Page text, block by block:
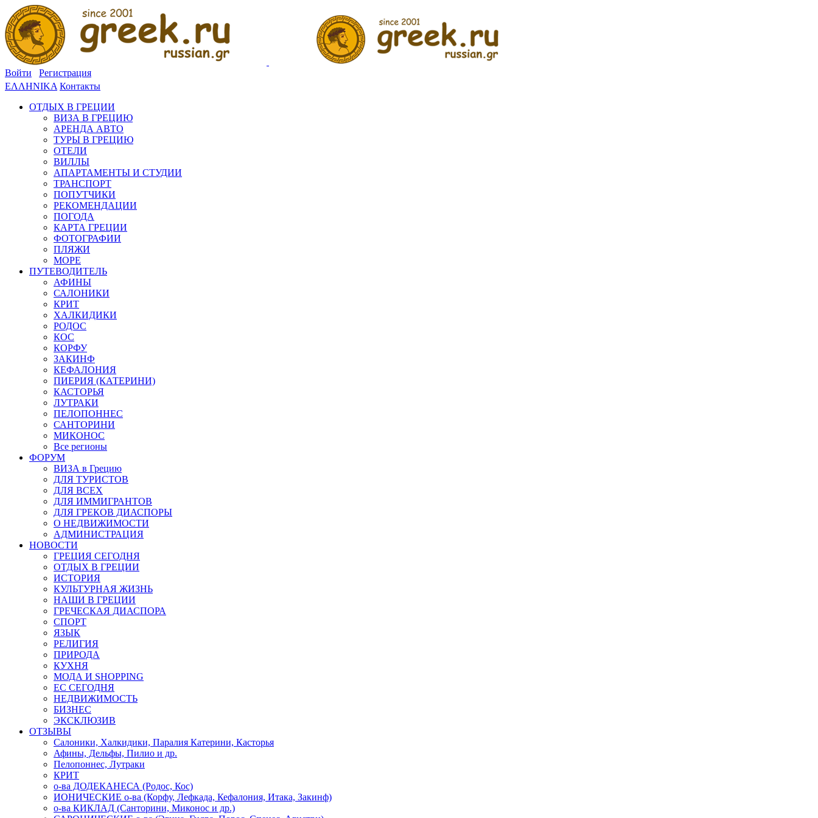
Войти
Регистрация
ΕΛΛΗΝΙΚΑ Контакты
ОТДЫХ В ГРЕЦИИ
ВИЗА В ГРЕЦИЮ
АРЕНДА АВТО
ТУРЫ В ГРЕЦИЮ
ОТЕЛИ
ВИЛЛЫ
АПАРТАМЕНТЫ И СТУДИИ
ТРАНСПОРТ
ПОПУТЧИКИ
РЕКОМЕНДАЦИИ
ПОГОДА
КАРТА ГРЕЦИИ
ФОТОГРАФИИ
ПЛЯЖИ
МОРЕ
ПУТЕВОДИТЕЛЬ
АФИНЫ
САЛОНИКИ
КРИТ
ХАЛКИДИКИ
РОДОС
КОС
КОРФУ
ЗАКИНФ
КЕФАЛОНИЯ
ПИЕРИЯ (КАТЕРИНИ)
КАСТОРЬЯ
ЛУТРАКИ
ПЕЛОПОННЕС
САНТОРИНИ
МИКОНОС
Все регионы
ФОРУМ
ВИЗА в Грецию
ДЛЯ ТУРИСТОВ
ДЛЯ ВСЕХ
ДЛЯ ИММИГРАНТОВ
ДЛЯ ГРЕКОВ ДИАСПОРЫ
О НЕДВИЖИМОСТИ
АДМИНИСТРАЦИЯ
НОВОСТИ
ГРЕЦИЯ СЕГОДНЯ
ОТДЫХ В ГРЕЦИИ
ИСТОРИЯ
КУЛЬТУРНАЯ ЖИЗНЬ
НАШИ В ГРЕЦИИ
ГРЕЧЕСКАЯ ДИАСПОРА
СПОРТ
ЯЗЫК
РЕЛИГИЯ
ПРИРОДА
КУХНЯ
МОДА И SHOPPING
ЕС СЕГОДНЯ
НЕДВИЖИМОСТЬ
БИЗНЕС
ЭКСКЛЮЗИВ
ОТЗЫВЫ
Салоники, Халкидики, Паралия Катерини, Касторья
Афины, Дельфы, Пилио и др.
Пелопоннес, Лутраки
КРИТ
о-ва ДОДЕКАНЕСА (Родос, Кос)
ИОНИЧЕСКИЕ о-ва (Корфу, Лефкада, Кефалония, Итака, Закинф)
о-ва КИКЛАД (Санторини, Миконос и др.)